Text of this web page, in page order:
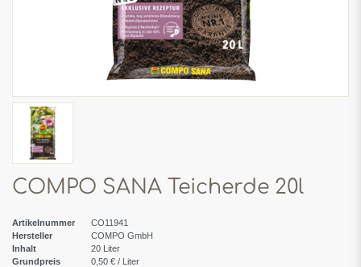
COMPO SANA Teicherde 20l
Artikelnummer
CO11941
Hersteller
COMPO GmbH
Inhalt
20 Liter
Grundpreis
0,50 € / Liter